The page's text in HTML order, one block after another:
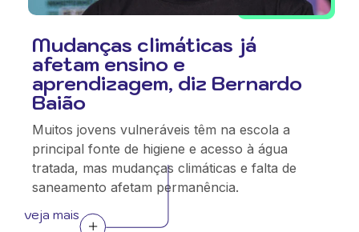
Mudanças climáticas já
afetam ensino e
aprendizagem, diz Bernardo
Baião
Muitos jovens vulneráveis têm na escola a
principal fonte de higiene e acesso à água
tratada, mas mudanças climáticas e falta de
saneamento afetam permanência.
veja mais